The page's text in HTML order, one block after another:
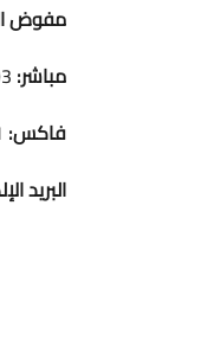
مفوض
مباشر:032157093
فاكس:032157091
البريد